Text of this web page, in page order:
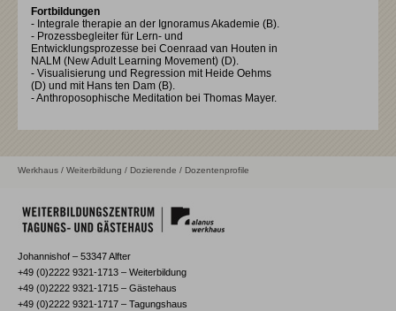
Fortbildungen
- Integrale therapie an der Ignoramus Akademie (B).
- Prozessbegleiter für Lern- und
Entwicklungsprozesse bei Coenraad van Houten in
NALM (New Adult Learning Movement) (D).
- Visualisierung und Regression mit Heide Oehms
(D) und mit Hans ten Dam (B).
- Anthroposophische Meditation bei Thomas Mayer.
Werkhaus / Weiterbildung / Dozierende / Dozentenprofile
Johannishof – 53347 Alfter
+49 (0)2222 9321-1713 – Weiterbildung
+49 (0)2222 9321-1715 – Gästehaus
+49 (0)2222 9321-1717 – Tagungshaus